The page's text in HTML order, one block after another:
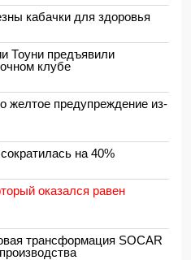
кабачки для здоровья
Тоуни предъявили
клубе
желтое предупреждение из-
на 40%
оказался равен
трансформация SOCAR